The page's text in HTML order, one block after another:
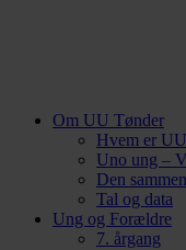
Om UU Tønder
Hvem er
Uno ung –
Den
Tal og data
Ung og Forældre
7. årgang